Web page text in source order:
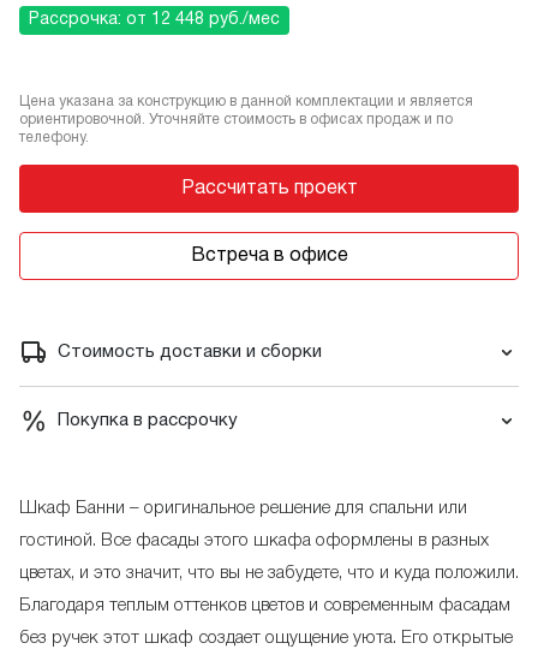
Рассрочка: от 12 448 руб./мес
Цена указана за конструкцию в данной комплектации и является
ориентировочной. Уточняйте стоимость в офисах продаж и по
телефону.
Рассчитать проект
Встреча в офисе
Стоимость доставки и сборки
Покупка в рассрочку
Шкаф Банни – оригинальное решение для спальни или
гостиной. Все фасады этого шкафа оформлены в разных
цветах, и это значит, что вы не забудете, что и куда положили.
Благодаря теплым оттенков цветов и современным фасадам
без ручек этот шкаф создает ощущение уюта. Его открытые